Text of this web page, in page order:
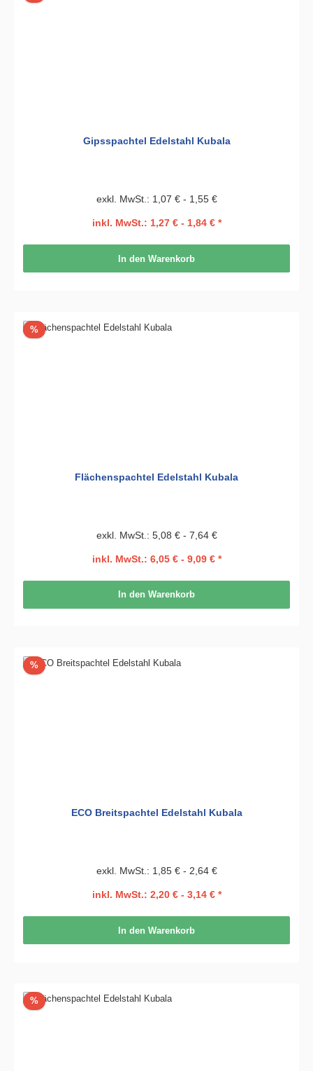
Gipsspachtel Edelstahl Kubala
exkl. MwSt.: 1,07 € - 1,55 €
inkl. MwSt.: 1,27 € - 1,84 € *
In den Warenkorb
%Rabatt
Flächenspachtel Edelstahl Kubala
exkl. MwSt.: 5,08 € - 7,64 €
inkl. MwSt.: 6,05 € - 9,09 € *
In den Warenkorb
%Rabatt
ECO Breitspachtel Edelstahl Kubala
exkl. MwSt.: 1,85 € - 2,64 €
inkl. MwSt.: 2,20 € - 3,14 € *
In den Warenkorb
%Rabatt